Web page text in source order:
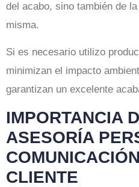
del acabo, sino también de
misma.
Si es necesario utilizo
minimizan el impacto
garantizan un excelente
IMPORTANCIA
ASESORÍA
CLIENTE